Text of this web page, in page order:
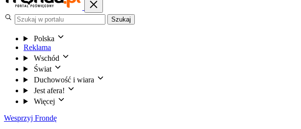
Szukaj
Polska
Reklama
Wschód
Świat
Duchowość i wiara
Jest afera!
Więcej
Wesprzyj Frondę